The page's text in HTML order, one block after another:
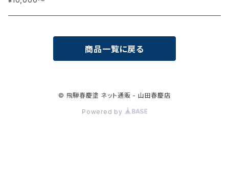
商品一覧に戻る
© 飛騨春慶塗 ネット通販 - 山田春慶店
Powered by